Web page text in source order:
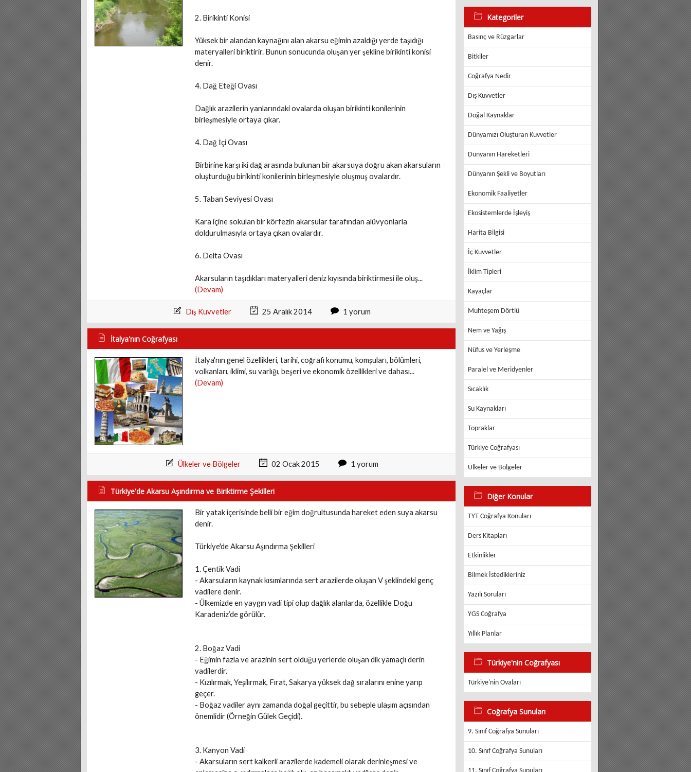
2. Birikinti Konisi
Yüksek bir alandan kaynağını alan akarsu eğimin azaldığı yerde taşıdığı
materyalleri biriktirir. Bunun sonucunda oluşan yer şekline birikinti konisi
denir.
4. Dağ Eteği Ovası
Dağlık arazilerin yanlarındaki ovalarda oluşan birikinti konilerinin
birleşmesiyle ortaya çıkar.
4. Dağ İçi Ovası
Birbirine karşı iki dağ arasında bulunan bir akarsuya doğru akan akarsuların
oluşturduğu birikinti konilerinin birleşmesiyle oluşmuş ovalardır.
5. Taban Seviyesi Ovası
Kara içine sokulan bir körfezin akarsular tarafından alüvyonlarla
doldurulmasıyla ortaya çıkan ovalardır.
6. Delta Ovası
Akarsuların taşıdıkları materyalleri deniz kıyısında biriktirmesi ile oluş...
(Devam)
Dış Kuvvetler 25 Aralık 2014 1 yorum
İtalya'nın Coğrafyası
İtalya'nın genel özellikleri, tarihi, coğrafi konumu, komşuları, bölümleri,
volkanları, iklimi, su varlığı, beşeri ve ekonomik özellikleri ve dahası...
(Devam)
Ülkeler ve Bölgeler 02 Ocak 2015 1 yorum
Türkiye'de Akarsu Aşındırma ve Biriktirme Şekilleri
Bir yatak içerisinde belli bir eğim doğrultusunda hareket eden suya akarsu
denir.
Türkiye'de Akarsu Aşındırma Şekilleri
1. Çentik Vadi
- Akarsuların kaynak kısımlarında sert arazilerde oluşan V şeklindeki genç
vadilere denir.
- Ülkemizde en yaygın vadi tipi olup dağlık alanlarda, özellikle Doğu
Karadeniz’de görülür.
2. Boğaz Vadi
- Eğimin fazla ve arazinin sert olduğu yerlerde oluşan dik yamaçlı derin
vadilerdir.
- Kızılırmak, Yeşilırmak, Fırat, Sakarya yüksek dağ sıralarını enine yarıp
geçer.
- Boğaz vadiler aynı zamanda doğal geçittir, bu sebeple ulaşım açısından
önemlidir (Örneğin Gülek Geçidi).
3. Kanyon Vadi
- Akarsuların sert kalkerli arazilerde kademeli olarak derinleşmesi ve
Kategoriler
Basınç ve Rüzgarlar
Bitkiler
Coğrafya Nedir
Dış Kuvvetler
Doğal Kaynaklar
Dünyamızı Oluşturan Kuvvetler
Dünyanın Hareketleri
Dünyanın Şekli ve Boyutları
Ekonomik Faaliyetler
Ekosistemlerde İşleyiş
Harita Bilgisi
İç Kuvvetler
İklim Tipleri
Kayaçlar
Muhteşem Dörtlü
Nem ve Yağış
Nüfus ve Yerleşme
Paralel ve Meridyenler
Sıcaklık
Su Kaynakları
Topraklar
Türkiye Coğrafyası
Ülkeler ve Bölgeler
Diğer Konular
TYT Coğrafya Konuları
Ders Kitapları
Etkinlikler
Bilmek İstedikleriniz
Yazılı Soruları
YGS Coğrafya
Yıllık Planlar
Türkiye'nin Coğrafyası
Türkiye'nin Ovaları
Coğrafya Sunuları
9. Sınıf Coğrafya Sunuları
10. Sınıf Coğrafya Sunuları